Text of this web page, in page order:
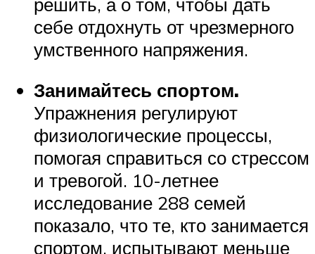
себе отдохнуть от чрезмерного
умственного напряжения.
Занимайтесь спортом.
Упражнения регулируют
физиологические процессы,
помогая справиться со стрессом
и тревогой. 10-летнее
исследование 288 семей
показало, что те, кто занимается
спортом, испытывают меньше